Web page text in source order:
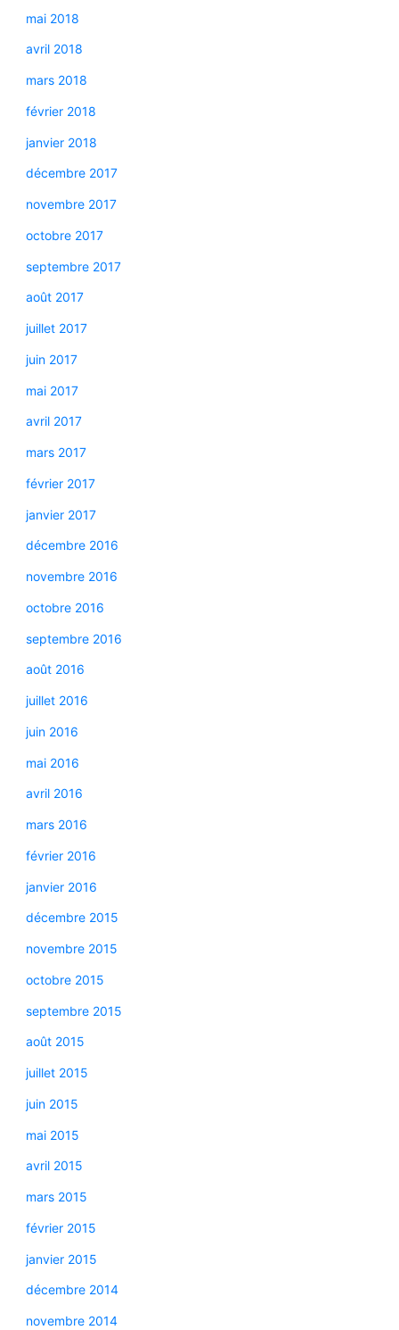
mai 2018
avril 2018
mars 2018
février 2018
janvier 2018
décembre 2017
novembre 2017
octobre 2017
septembre 2017
août 2017
juillet 2017
juin 2017
mai 2017
avril 2017
mars 2017
février 2017
janvier 2017
décembre 2016
novembre 2016
octobre 2016
septembre 2016
août 2016
juillet 2016
juin 2016
mai 2016
avril 2016
mars 2016
février 2016
janvier 2016
décembre 2015
novembre 2015
octobre 2015
septembre 2015
août 2015
juillet 2015
juin 2015
mai 2015
avril 2015
mars 2015
février 2015
janvier 2015
décembre 2014
novembre 2014